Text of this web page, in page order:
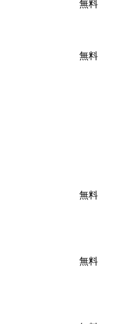
無料
無料
無料
無料